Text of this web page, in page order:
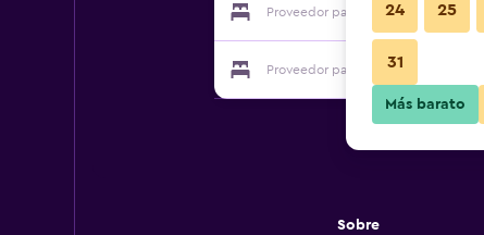
Proveedor para Malaysia Guest House
Proveedor para Malaysia Guest House
Sobre
24 25
31
Más barato